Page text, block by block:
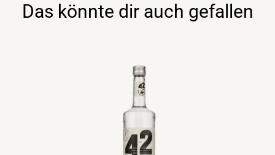
Das könnte dir auch gefallen